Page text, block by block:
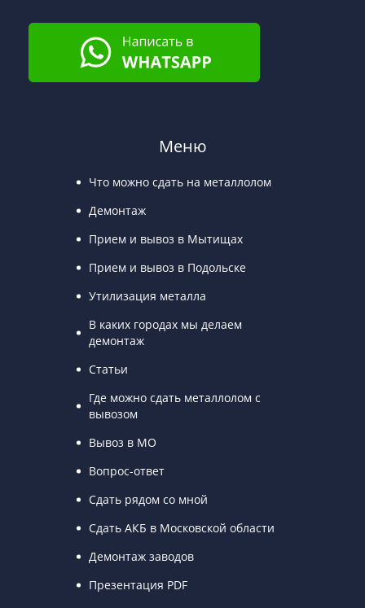
Меню
Что можно сдать на металлолом
Демонтаж
Прием и вывоз в Мытищах
Прием и вывоз в Подольске
Утилизация металла
В каких городах мы делаем
демонтаж
Статьи
Где можно сдать металлолом с
вывозом
Вывоз в МО
Вопрос-ответ
Сдать рядом со мной
Сдать АКБ в Московской области
Демонтаж заводов
Презентация PDF